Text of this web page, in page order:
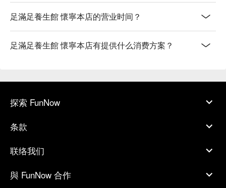
足滿足養生館 懷寧本店的营业时间？
足滿足養生館 懷寧本店有提供什么消费方案？
探索 FunNow
条款
联络我们
與 FunNow 合作